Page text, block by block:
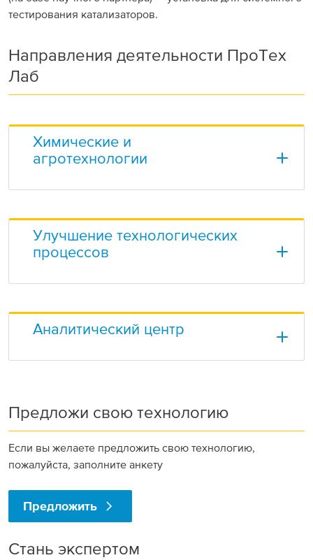
тестирования катализаторов.
Направления деятельности ПроТех
Лаб
Химические и
агротехнологии
Улучшение технологических
процессов
Аналитический центр
Предложи свою технологию
Если вы желаете предложить свою технологию,
пожалуйста, заполните анкету
Предложить
Стань экспертом